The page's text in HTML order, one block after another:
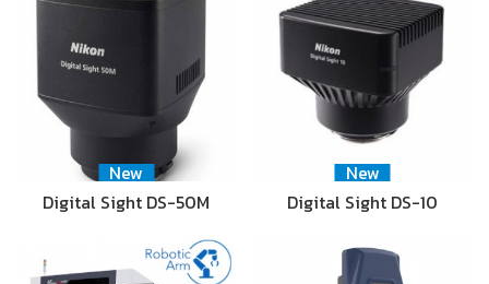
New
Digital Sight DS-50M
New
Digital Sight DS-10